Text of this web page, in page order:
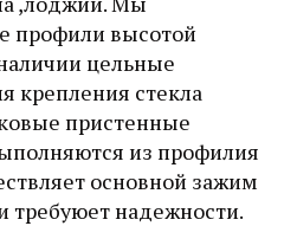
профили высотой
цельные
крепления стекла
пристенные
из профилия
основной зажим
требуюет надежности.